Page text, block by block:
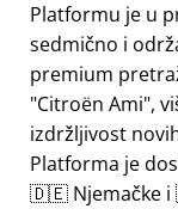
Platformu je u
sedmično i
premium
Citroën Ami ,
izdržljivost
Platforma je
🇩🇪 Njemačke